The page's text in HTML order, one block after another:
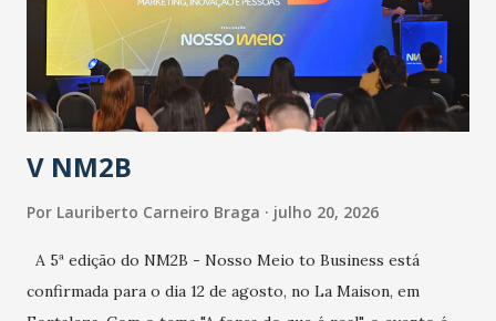
contaminação maior que outros coronavírus”, apontou o
secretário. Segundo ele, é uma epidemia com chance de
contaminação alta, podendo gerar um grande risco à
população e ao sistema de saúde. “Precisamos saber fazer a
estratificação do risco da doença, para não so...
V NM2B
Por Lauriberto Carneiro Braga julho 20, 2026
A 5ª edição do NM2B - Nosso Meio to Business está
confirmada para o dia 12 de agosto, no La Maison, em